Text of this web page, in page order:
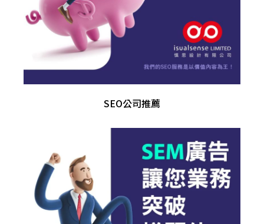
SEO公司推薦